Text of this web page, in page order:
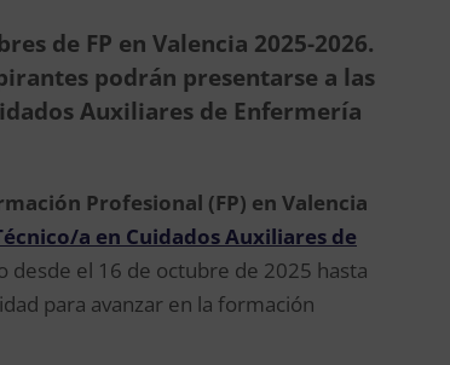
de FP en Valencia 2025-2026.
podrán presentarse a las
Auxiliares de Enfermería
Profesional (FP) en Valencia
a en Cuidados Auxiliares de
desde el 16 de octubre de 2025 hasta
para avanzar en la formación